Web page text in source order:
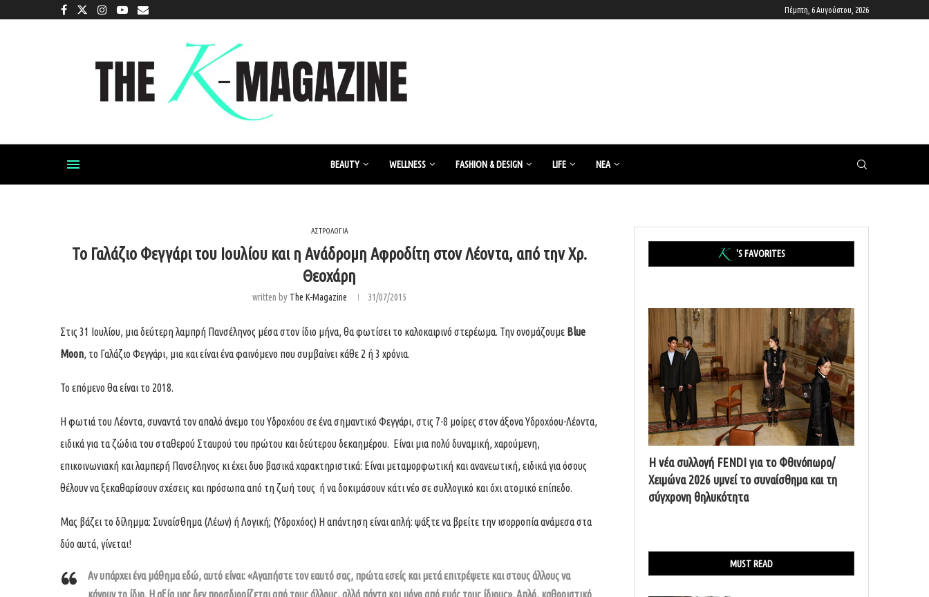
Πέμπτη, 6 Αυγούστου, 2026
BEAUTY WELLNESS FASHION & DESIGN LIFE ΝΈΑ
ΑΣΤΡΟΛΟΓΙΑ
Το Γαλάζιο Φεγγάρι του Ιουλίου και η Ανάδρομη Αφροδίτη στον Λέοντα, από την Χρ.
Θεοχάρη
written by The K-Magazine 31/07/2015
Στις 31 Ιουλίου, μια δεύτερη λαμπρή Πανσέληνος μέσα στον ίδιο μήνα, θα φωτίσει το καλοκαιρινό στερέωμα. Την ονομάζουμε Blue
Moon, το Γαλάζιο Φεγγάρι, μια και είναι ένα φαινόμενο που συμβαίνει κάθε 2 ή 3 χρόνια.
Το επόμενο θα είναι το 2018.
Η φωτιά του Λέοντα, συναντά τον απαλό άνεμο του Υδροχόου σε ένα σημαντικό Φεγγάρι, στις 7-8 μοίρες στον άξονα Υδροχόου-Λέοντα,
ειδικά για τα ζώδια του σταθερού Σταυρού του πρώτου και δεύτερου δεκαημέρου. Είναι μια πολύ δυναμική, χαρούμενη,
επικοινωνιακή και λαμπερή Πανσέληνος κι έχει δυο βασικά χαρακτηριστικά: Είναι μεταμορφωτική και ανανεωτική, ειδικά για όσους
θέλουν να ξεκαθαρίσουν σχέσεις και πρόσωπα από τη ζωή τους ή να δοκιμάσουν κάτι νέο σε συλλογικό και όχι ατομικό επίπεδο.
Μας βάζει το δίλημμα: Συναίσθημα (Λέων) ή Λογική; (Υδροχόος) Η απάντηση είναι απλή: ψάξτε να βρείτε την ισορροπία ανάμεσα στα
δύο αυτά, γίνεται!
Αν υπάρχει ένα μάθημα εδώ, αυτό είναι: «Αγαπήστε τον εαυτό σας, πρώτα εσείς και μετά επιτρέψετε και στους άλλους να
κάνουν το ίδιο. Η αξία μας δεν προσδιορίζεται από τους άλλους, αλλά πάντα και μόνο από εμάς τους ίδιους». Απλό, καθοριστικό
'S FAVORITES
Η νέα συλλογή FENDI για το Φθινόπωρο/
Χειμώνα 2026 υμνεί το συναίσθημα και τη
σύγχρονη θηλυκότητα
MUST READ